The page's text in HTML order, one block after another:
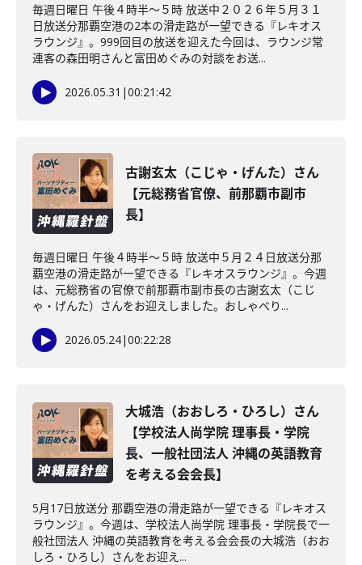
毎週日曜日 午後４時半～５時 放送中２０２６年５月３１
日放送分那覇空港の2本の滑走路が一望できる『レキオス
ラウンジ』。999回目の放送を迎えた今回は、ラウンジ常
連客の森田明さんと富田めぐみの対談をお送...
2026.05.31 |00:21:42
古謝玄太（こじゃ・げんた）さん
【元総務省官僚、前那覇市副市
長】
毎週日曜日 午後４時半～５時 放送中５月２４日放送分那
覇空港の滑走路が一望できる『レキオスラウンジ』。今週
は、元総務省の官僚で前那覇市副市長の古謝玄太（こじ
ゃ・げんた）さんをお迎えしました。おしゃべり...
2026.05.24|00:22:28
大城浩（おおしろ・ひろし）さん
【学校法人尚学院 理事長・学院
長、一般社団法人 沖縄の英語教育
を考える会会長】
5月17日放送分 那覇空港の滑走路が一望できる『レキオス
ラウンジ』。今週は、学校法人尚学院 理事長・学院長で一
般社団法人 沖縄の英語教育を考える会会長の大城浩（おお
しろ・ひろし）さんをお迎え...